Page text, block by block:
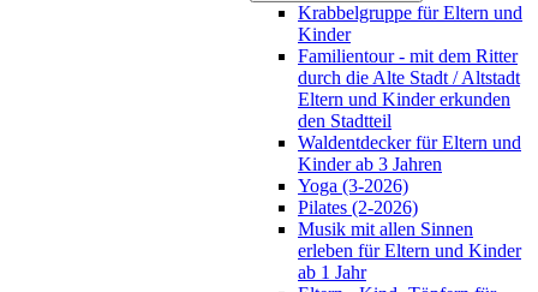
Krabbelgruppe für Eltern und
Kinder
Familientour - mit dem Ritter
durch die Alte Stadt / Altstadt
Eltern und Kinder erkunden
den Stadtteil
Waldentdecker für Eltern und
Kinder ab 3 Jahren
Yoga (3-2026)
Pilates (2-2026)
Musik mit allen Sinnen
erleben für Eltern und Kinder
ab 1 Jahr